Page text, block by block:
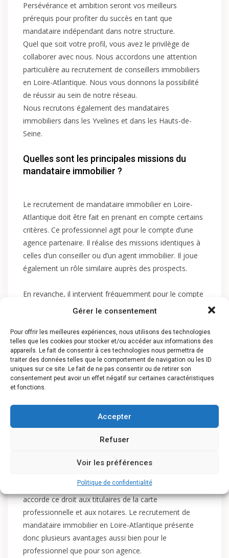
Gérer le consentement
Pour offrir les meilleures expériences, nous utilisons des technologies
telles que les cookies pour stocker et/ou accéder aux informations des
appareils. Le fait de consentir à ces technologies nous permettra de
traiter des données telles que le comportement de navigation ou les ID
uniques sur ce site. Le fait de ne pas consentir ou de retirer son
consentement peut avoir un effet négatif sur certaines caractéristiques
et fonctions.
Accepter
Refuser
Voir les préférences
Politique de confidentialité
Persévérance et ambition seront vos meilleurs
prérequis pour profiter du succès en tant que
mandataire indépendant dans notre structure.
Quel que soit votre profil, vous avez le privilège de
collaborer avec nous. Nous accordons une attention
particulière au recrutement de conseillers immobiliers
en Loire-Atlantique. Nous vous donnons la possibilité
de réussir au sein de notre réseau.
Nous recrutons également des mandataires
immobiliers dans les Yvelines et dans les Hauts-de-
Seine.
Quelles sont les principales missions du
mandataire immobilier ?
Le recrutement de mandataire immobilier en Loire-
Atlantique doit être fait en prenant en compte certains
critères. Ce professionnel agit pour le compte d’une
agence partenaire. Il réalise des missions identiques à
celles d’un conseiller ou d’un agent immobilier. Il joue
également un rôle similaire auprès des prospects.
En revanche, il intervient fréquemment pour le compte
de l’agence à laquelle il est lié, mais jamais en son nom
Prospecter pour des mandats ;
Proposer des biens à vendre aux acquéreurs
potentiels ;
Faire des visites auprès des vendeurs ;
Donner des conseils sur tout ce qui a rapport aux
compromis de vente étant donné que la législation
accorde ce droit aux titulaires de la carte
professionnelle et aux notaires. Le recrutement de
mandataire immobilier en Loire-Atlantique présente
donc plusieurs avantages aussi bien pour le
professionnel que pour son agence.